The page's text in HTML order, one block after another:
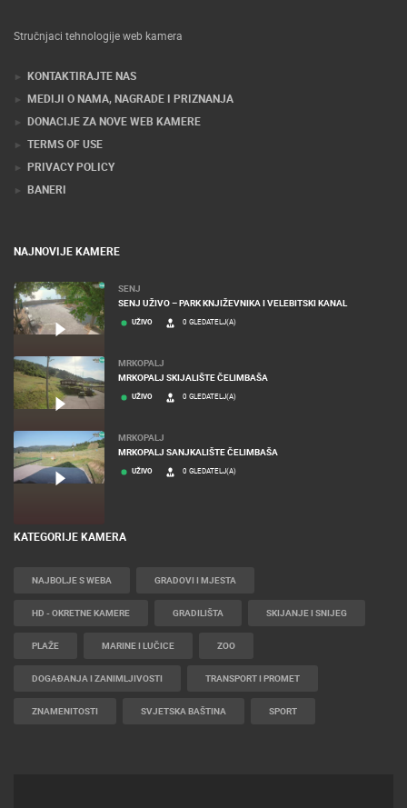
Stručnjaci tehnologije web kamera
KONTAKTIRAJTE NAS
MEDIJI O NAMA, NAGRADE I PRIZNANJA
DONACIJE ZA NOVE WEB KAMERE
TERMS OF USE
PRIVACY POLICY
BANERI
NAJNOVIJE KAMERE
SENJ
SENJ UŽIVO – PARK KNJIŽEVNIKA I VELEBITSKI KANAL
UŽIVO 0 GLEDATELJ(A)
MRKOPALJ
MRKOPALJ SKIJALIŠTE ČELIMBAŠA
UŽIVO 0 GLEDATELJ(A)
MRKOPALJ
MRKOPALJ SANJKALIŠTE ČELIMBAŠA
UŽIVO 0 GLEDATELJ(A)
KATEGORIJE KAMERA
NAJBOLJE S WEBA GRADOVI I MJESTA
HD - OKRETNE KAMERE GRADILIŠTA SKIJANJE I SNIJEG
PLAŽE MARINE I LUČICE ZOO
DOGAĐANJA I ZANIMLJIVOSTI TRANSPORT I PROMET
ZNAMENITOSTI SVJETSKA BAŠTINA SPORT